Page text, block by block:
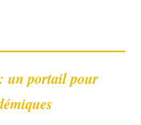
un portail pour